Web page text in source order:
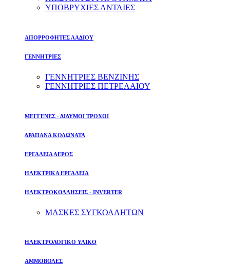
ΥΠΟΒΡΥΧΙΕΣ ΑΝΤΛΙΕΣ
ΑΠΟΡΡΟΦΗΤΕΣ ΛΑΔΙΟΥ
ΓΕΝΝΗΤΡΙΕΣ
ΓΕΝΝΗΤΡΙΕΣ ΒΕΝΖΙΝΗΣ
ΓΕΝΝΗΤΡΙΕΣ ΠΕΤΡΕΛΑΙΟΥ
ΜΕΓΓΕΝΕΣ - ΔΙΔΥΜΟΙ ΤΡΟΧΟΙ
ΔΡΑΠΑΝΑ ΚΟΛΩΝΑΤΑ
ΕΡΓΑΛΕΙΑ ΑΕΡΟΣ
ΗΛΕΚΤΡΙΚΑ ΕΡΓΑΛΕΙΑ
ΗΛΕΚΤΡΟΚΟΛΛΗΣΕΙΣ - INVERTER
ΜΑΣΚΕΣ ΣΥΓΚΟΛΛΗΤΩΝ
ΗΛΕΚΤΡΟΛΟΓΙΚΟ ΥΛΙΚΟ
ΑΜΜΟΒΟΛΕΣ